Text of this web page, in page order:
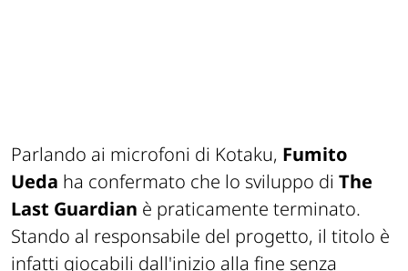
Parlando ai microfoni di Kotaku, Fumito
Ueda ha confermato che lo sviluppo di The
Last Guardian è praticamente terminato.
Stando al responsabile del progetto, il titolo è
infatti giocabili dall'inizio alla fine senza